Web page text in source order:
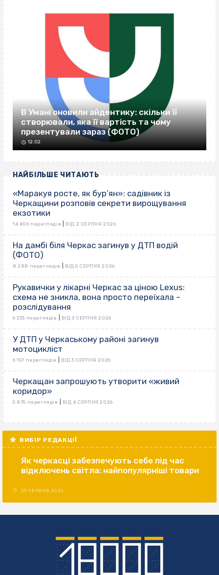
В Умані оновили айдентику: скільки її
створювали, яка її вартість та чому
презентували зараз (ФОТО)
12:02
НАЙБІЛЬШЕ ЧИТАЮТЬ
«Маракуя росте, як бур’ян»: садівник із
Черкащини розповів секрети вирощування
екзотики
14 406 переглядів ВІД 2 СЕРПНЯ 2026
На дамбі біля Черкас загинув у ДТП водій
(ФОТО)
8 288 переглядів ВІД 5 СЕРПНЯ 2026
Рукавички у лікарні Черкас за ціною Lexus:
схема не зникла, вона просто переїхала –
розслідування
6 333 переглядів ВІД 3 СЕРПНЯ 2026
У ДТП у Черкаському районі загинув
мотоцикліст
6 157 переглядів ВІД 3 СЕРПНЯ 2026
Черкащан запрошують утворити «живий
коридор»
5 875 переглядів ВІД 4 СЕРПНЯ 2026
ВИБІР РЕДАКЦІЇ
Як черкасці забезпечують себе під час
відключень світла: найпопулярніші товари
29 ЧЕРВНЯ 2026